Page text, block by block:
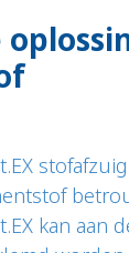
kan aan